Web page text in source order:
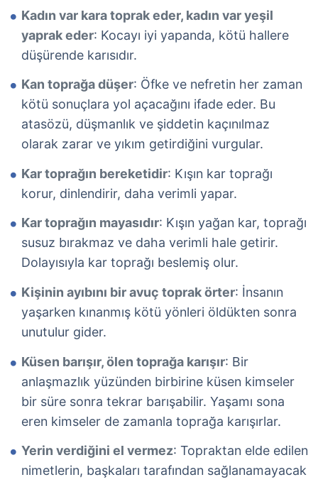
Kadın var kara toprak eder, kadın var yeşil
yaprak eder: Kocayı iyi yapanda, kötü hallere
düşürende karısıdır.
Kan toprağa düşer: Öfke ve nefretin her zaman
kötü sonuçlara yol açacağını ifade eder. Bu
atasözü, düşmanlık ve şiddetin kaçınılmaz
olarak zarar ve yıkım getirdiğini vurgular.
Kar toprağın bereketidir: Kışın kar toprağı
korur, dinlendirir, daha verimli yapar.
Kar toprağın mayasıdır: Kışın yağan kar, toprağı
susuz bırakmaz ve daha verimli hale getirir.
Dolayısıyla kar toprağı beslemiş olur.
Kişinin ayıbını bir avuç toprak örter: İnsanın
yaşarken kınanmış kötü yönleri öldükten sonra
unutulur gider.
Küsen barışır, ölen toprağa karışır: Bir
anlaşmazlık yüzünden birbirine küsen kimseler
bir süre sonra tekrar barışabilir. Yaşamı sona
eren kimseler de zamanla toprağa karışırlar.
Yerin verdiğini el vermez: Topraktan elde edilen
nimetlerin, başkaları tarafından sağlanamayacak